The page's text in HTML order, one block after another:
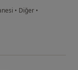
• Diğer •